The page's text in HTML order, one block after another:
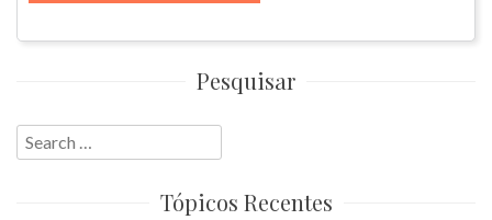
Pesquisar
Search
for:
Tópicos Recentes